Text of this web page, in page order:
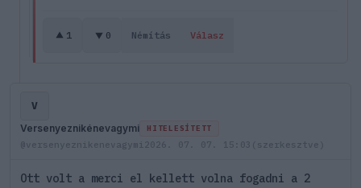
1 0 Némítás Válasz
V
Versenyeznikénevagymi HITELESÍTETT
@versenyeznikenevagymi 2026. 07. 07. 15:03 (szerkesztve)
Ott volt a merci el kellett volna fogadni a 2